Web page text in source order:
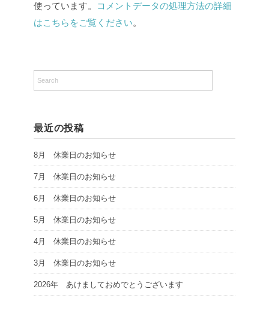
使っています。
コメントデータの処理方法の詳細
はこちらをご覧ください。
最近の投稿
8月 休業日のお知らせ
7月 休業日のお知らせ
6月 休業日のお知らせ
5月 休業日のお知らせ
4月 休業日のお知らせ
3月 休業日のお知らせ
2026年 あけましておめでとうございます